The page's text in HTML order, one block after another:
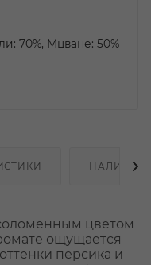
70%, Мцване: 50%
НАЛИЧИЕ
цветом
ощущается
персика и